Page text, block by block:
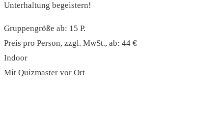
Unterhaltung begeistern!
Gruppengröße ab: 15 P.
Preis pro Person, zzgl. MwSt., ab: 44 €
Indoor
Mit Quizmaster vor Ort